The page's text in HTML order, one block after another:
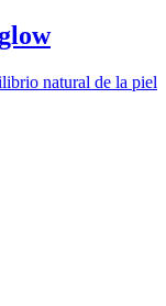
natural de la piel